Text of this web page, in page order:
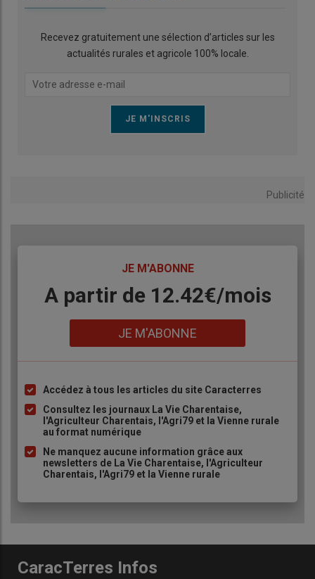
Recevez gratuitement une sélection d’articles sur les
actualités rurales et agricole 100% locale.
Publicité
JE M'ABONNE
Body
A partir de 12.42€/mois
JE M'ABONNE
Liste
à
puce
Accédez à tous les articles du site Caracterres
Consultez les journaux La Vie Charentaise,
l'Agriculteur Charentais, l'Agri79 et la Vienne rurale
au format numérique
Ne manquez aucune information grâce aux
newsletters de La Vie Charentaise, l'Agriculteur
Charentais, l'Agri79 et la Vienne rurale
CaracTerres Infos